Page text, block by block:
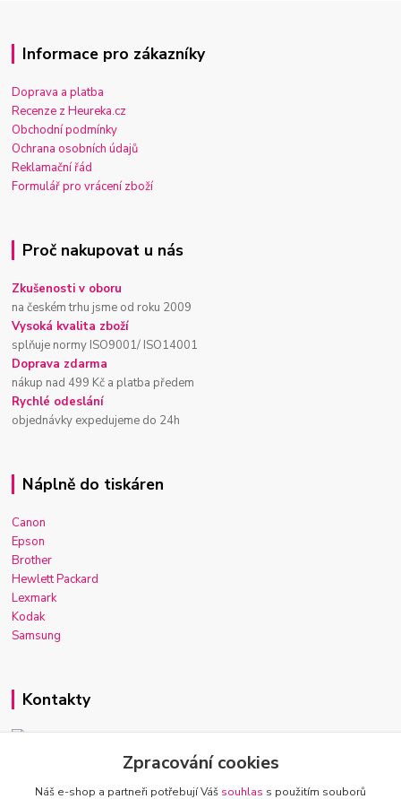
Informace pro zákazníky
Doprava a platba
Recenze z Heureka.cz
Obchodní podmínky
Ochrana osobních údajů
Reklamační řád
Formulář pro vrácení zboží
Proč nakupovat u nás
Zkušenosti v oboru
na českém trhu jsme od roku 2009
Vysoká kvalita zboží
splňuje normy ISO9001/ ISO14001
Doprava zdarma
nákup nad 499 Kč a platba předem
Rychlé odeslání
objednávky expedujeme do 24h
Náplně do tiskáren
Canon
Epson
Brother
Hewlett Packard
Lexmark
Kodak
Samsung
Kontakty
Josef Macek
+420 603 921 266
Zpracování cookies
Náš e-shop a partneři potřebují Váš souhlas s použitím souborů